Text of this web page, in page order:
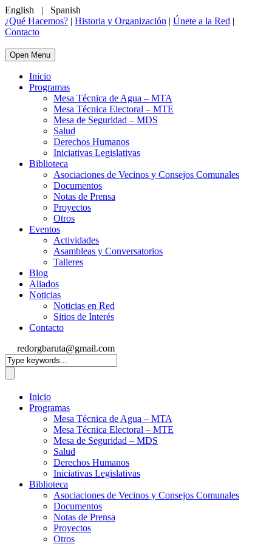
English |
Spanish
¿Qué Hacemos? | Historia y Organización | Únete a la Red |
Contacto
Open Menu
Inicio
Programas
Mesa Técnica de Agua – MTA
Mesa Técnica Electoral – MTE
Mesa de Seguridad – MDS
Salud
Derechos Humanos
Iniciativas Legislativas
Biblioteca
Asociaciones de Vecinos y Consejos Comunales
Documentos
Notas de Prensa
Proyectos
Otros
Eventos
Actividades
Asambleas y Conversatorios
Talleres
Blog
Aliados
Noticias
Noticias en Red
Sitios de Interés
Contacto
redorgbaruta@gmail.com
Inicio
Programas
Mesa Técnica de Agua – MTA
Mesa Técnica Electoral – MTE
Mesa de Seguridad – MDS
Salud
Derechos Humanos
Iniciativas Legislativas
Biblioteca
Asociaciones de Vecinos y Consejos Comunales
Documentos
Notas de Prensa
Proyectos
Otros